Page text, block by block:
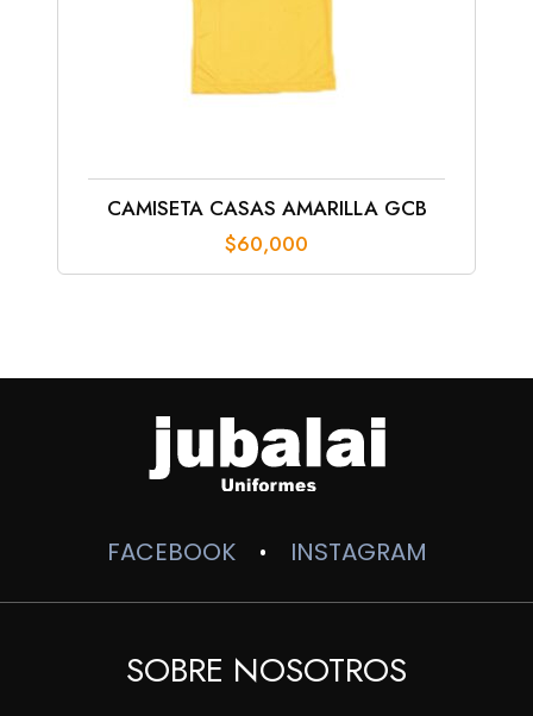
CAMISETA CASAS AMARILLA GCB
$60,000
FACEBOOK • INSTAGRAM
SOBRE NOSOTROS